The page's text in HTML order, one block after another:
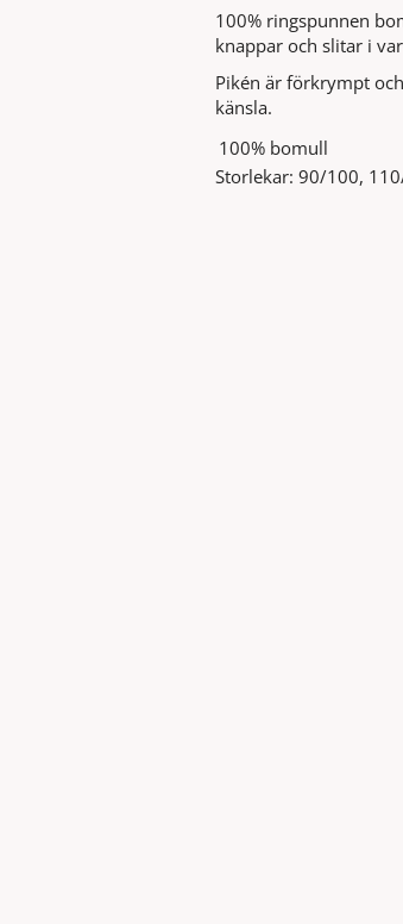
100% ringspunnen
knappar och slitar i
Pikén är förkrympt
känsla.
100% bomull
Storlekar: 90/100,